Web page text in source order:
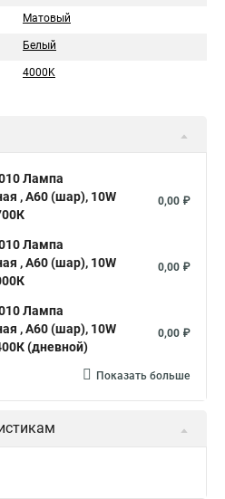
Матовый
Белый
4000K
Лампа
, A60 (шар), 10W
0,00 ₽
Лампа
, A60 (шар), 10W
0,00 ₽
Лампа
, A60 (шар), 10W
(дневной)
0,00 ₽
Показать больше